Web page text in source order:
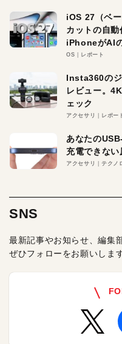
iOS 27（ベ
カットの自動
iPhoneがAI
OS レポート
Insta360の
レビュー。
ェック
アクセサリ レポー
あなたの
充電できな
アクセサリ テクノ
SNS
最新記事やお知らせ、編集
ぜひフォローをお願いします